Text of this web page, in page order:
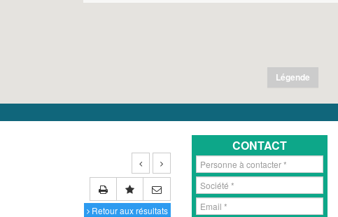
Légende
Retour aux résultats
CONTACT